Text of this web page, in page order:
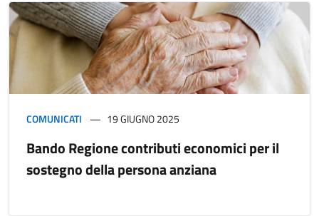
COMUNICATI 19 GIUGNO 2025
Bando Regione contributi economici per il
sostegno della persona anziana